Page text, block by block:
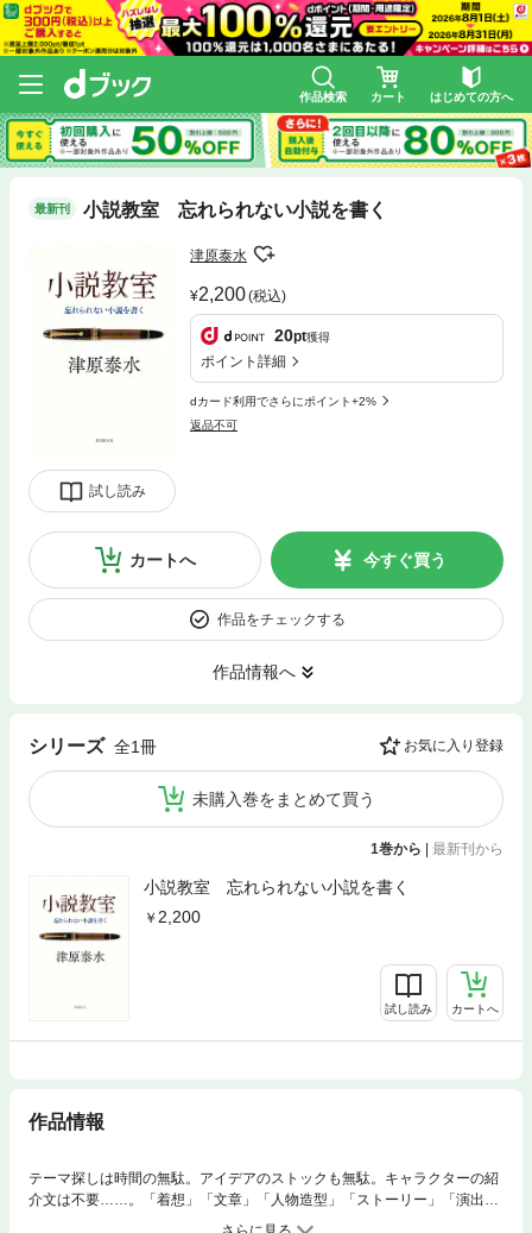
作品検索 カート はじめての方へ
最新刊 小説教室 忘れられない小説を書く
試し読み
津原泰水
2,200(税込)
20pt獲得
ポイント詳細
dカード利用でさらにポイント+2%
返品不可
カートへ 今すぐ買う
作品をチェックする
作品情報へ
シリーズ 全1冊 お気に入り登録
未購入巻をまとめて買う
1巻から | 最新刊から
小説教室 忘れられない小説を書く
2,200
試し読み カートへ
作品情報
テーマ探しは時間の無駄。アイデアのストックも無駄。キャラクターの紹
介文は不要……。「着想」「文章」「人物造型」「ストーリー」「演出」
という、小説を書くにあたって不可欠な要素を項目別に語り尽くした講義